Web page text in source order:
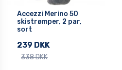
Accezzi Merino 50
skistrømper, 2 par,
sort
239 DKK
338 DKK